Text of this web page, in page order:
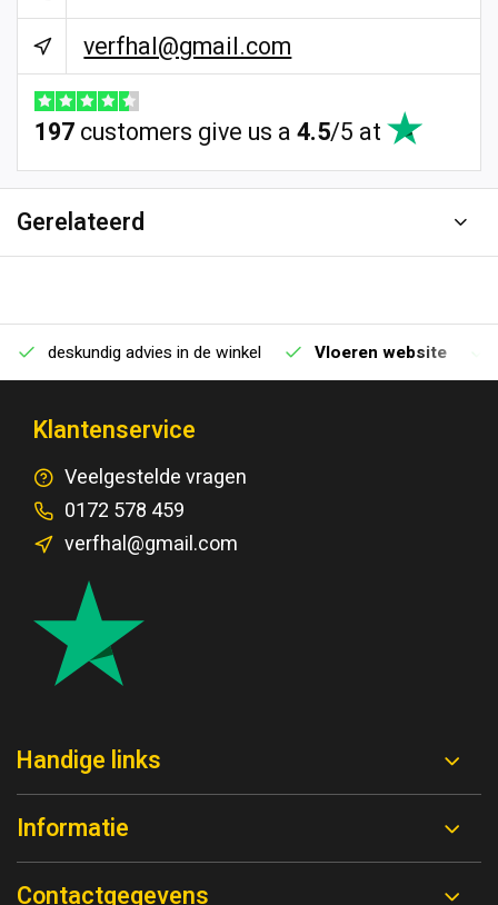
verfhal@gmail.com
197customers give us a4.5/5 at
Gerelateerd
deskundig advies in de winkel Vloeren website
Klantenservice
Veelgestelde vragen
0172 578 459
verfhal@gmail.com
Handige links
Informatie
Contactgegevens